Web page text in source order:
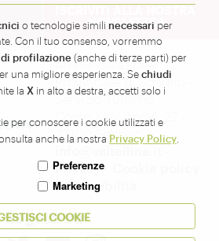
o tecnologie simili necessari per
Con il tuo consenso, vorremmo
profilazione (anche di terze parti) per
una migliore esperienza. Sechiudi
la X in alto a destra, accetti solo i
per conoscere i cookie utilizzati e
anche la nostra Privacy Policy
Preferenze
Marketing
COOKIE
ISCRIVITI ALLA NOSTRA
NEWSLETTER
Amministrazione
Provinciale di Sondrio -
Servizio Turismo
Corso XXV Aprile, 22 -
23100 Sondrio -
info@valtellina.it-
Privacy-
Accessibilità
Seguici su